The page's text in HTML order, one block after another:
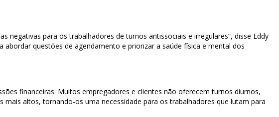
para os trabalhadores de turnos antissociais e irregulares”, disse Eddy
abordar questões de agendamento e priorizar a saúde física e mental dos
financeiras. Muitos empregadores e clientes não oferecem turnos diurnos,
altos, tornando-os uma necessidade para os trabalhadores que lutam para